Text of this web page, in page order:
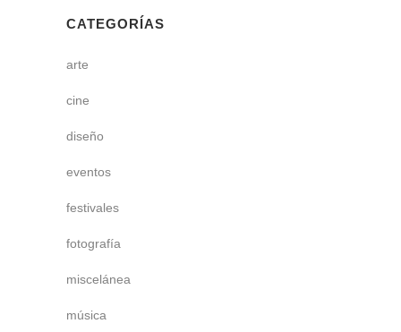
CATEGORÍAS
arte
cine
diseño
eventos
festivales
fotografía
miscelánea
música